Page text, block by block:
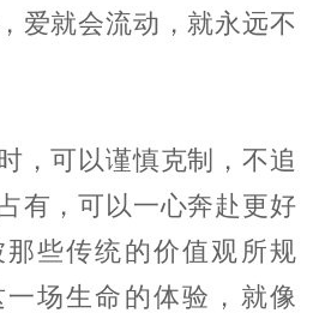
爱就会流动，就永远不
，可以谨慎克制，不追
有，可以一心奔赴更好
些传统的价值观所规
场生命的体验，就像